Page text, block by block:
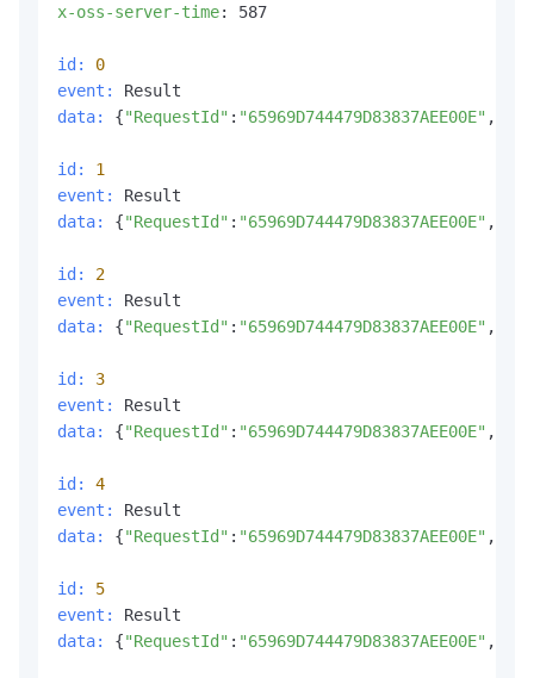
x-oss-server-time: 587
id:
0
event:
data:
{"RequestId" : "65969D744479D83837AEE00E" ,
id:
1
event:
data:
{"RequestId" : "65969D744479D83837AEE00E" ,
id:
2
event:
data:
{"RequestId" : "65969D744479D83837AEE00E" ,
id:
3
event:
data:
{"RequestId" : "65969D744479D83837AEE00E" ,
id:
4
event:
data:
{"RequestId" : "65969D744479D83837AEE00E" ,
id:
5
event:
data:
{"RequestId" : "65969D744479D83837AEE00E" ,